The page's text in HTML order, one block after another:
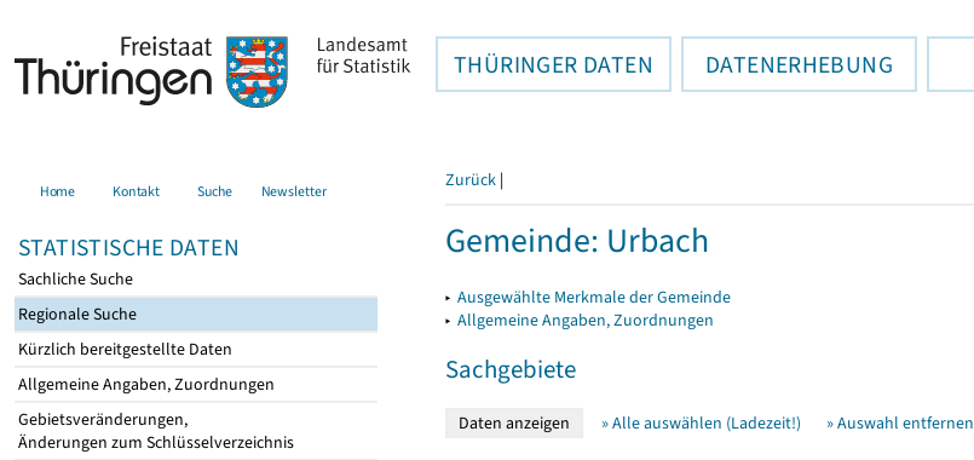
THÜRINGER DATEN DATENERHEBUNG
Home Kontakt Suche Newsletter
STATISTISCHE DATEN
Sachliche Suche
Regionale Suche
Kürzlich bereitgestellte Daten
Allgemeine Angaben, Zuordnungen
Gebietsveränderungen,
Änderungen zum Schlüsselverzeichnis
Zurück |
Gemeinde: Urbach
▸ Ausgewählte Merkmale der Gemeinde
▸ Allgemeine Angaben, Zuordnungen
Sachgebiete
» Alle auswählen (Ladezeit!) » Auswahl entfernen